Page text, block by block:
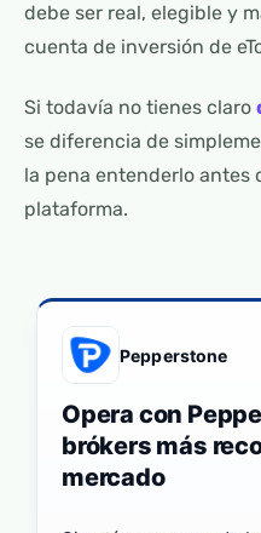
debe ser real, elegible y
cuenta de inversión de
Si todavía no tienes claro
se diferencia de
la pena entenderlo antes
plataforma.
Pepperstone
Opera con
brókers más
mercado